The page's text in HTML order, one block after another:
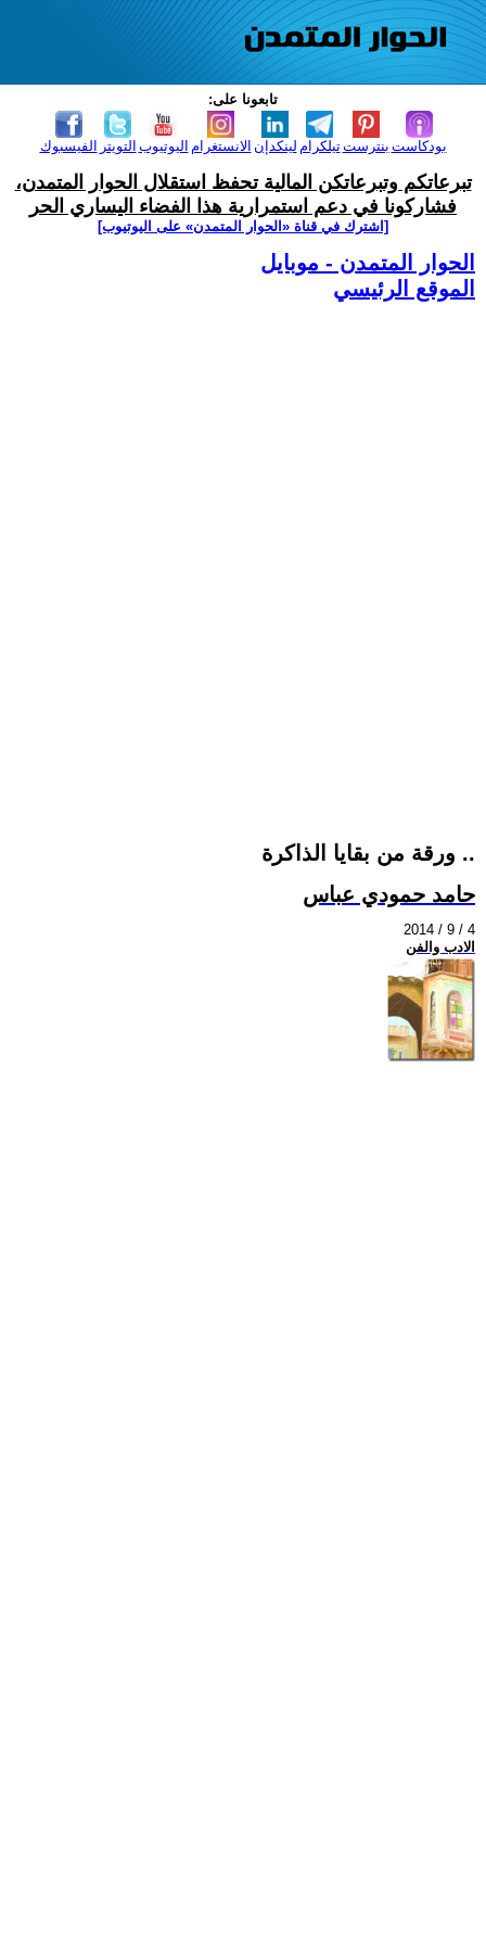
تابعونا على:
الفيسبوك التويتر اليوتيوب الانستغرام لينكدإن تيلكرامبنترست بودكاست
تبرعاتكم وتبرعاتكن المالية تحفظ استقلال الحوار المتمدن،
فشاركونا في دعم استمرارية هذا الفضاء اليساري الحر
[اشترك في قناة ‫«الحوار المتمدن» على اليوتيوب]
الحوار المتمدن - موبايل
الموقع الرئيسي
ورقة من بقايا الذاكرة ..
حامد حمودي عباس
2014 / 9 / 4
الادب والفن